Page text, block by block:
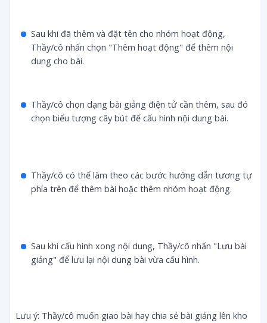
Sau khi đã thêm và đặt tên cho nhóm hoạt động,
Thầy/cô nhấn chọn "Thêm hoạt động" để thêm nội
dung cho bài.
Thầy/cô chọn dạng bài giảng điện tử cần thêm, sau đó
chọn biểu tượng cây bút để cấu hình nội dung bài.
Thầy/cô có thể làm theo các bước hướng dẫn tương tự
phía trên để thêm bài hoặc thêm nhóm hoạt động.
Sau khi cấu hình xong nội dung, Thầy/cô nhấn "Lưu bài
giảng" để lưu lại nội dung bài vừa cấu hình.
Lưu ý: Thầy/cô muốn giao bài hay chia sẻ bài giảng lên kho